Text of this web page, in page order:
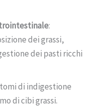
:
dei grassi,
dei pasti ricchi
di indigestione
di cibi grassi.